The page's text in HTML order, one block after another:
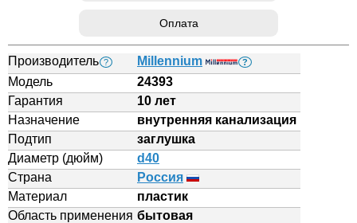
Оплата
Производитель ? Millennium ?
Модель
24393
Гарантия
10 лет
Назначение
внутренняя канализация
Подтип
заглушка
Диаметр (дюйм)
d40
Страна
Россия
Материал
пластик
Область применения бытовая